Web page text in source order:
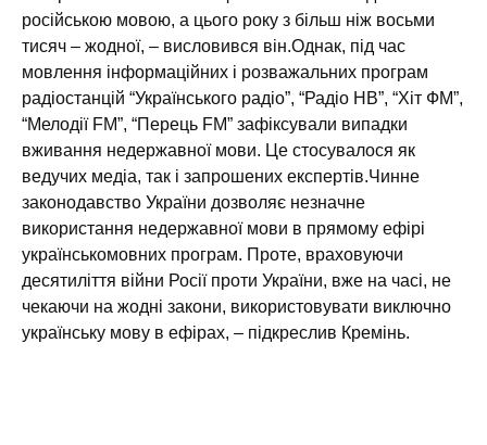
російською мовою, а цього року з більш ніж восьми
тисяч – жодної, – висловився він.Однак, під час
мовлення інформаційних і розважальних програм
радіостанцій “Українського радіо”, “Радіо НВ”, “Хіт ФМ”,
“Мелодії FM”, “Перець FM” зафіксували випадки
вживання недержавної мови. Це стосувалося як
ведучих медіа, так і запрошених експертів.Чинне
законодавство України дозволяє незначне
використання недержавної мови в прямому ефірі
українськомовних програм. Проте, враховуючи
десятиліття війни Росії проти України, вже на часі, не
чекаючи на жодні закони, використовувати виключно
українську мову в ефірах, – підкреслив Кремінь.